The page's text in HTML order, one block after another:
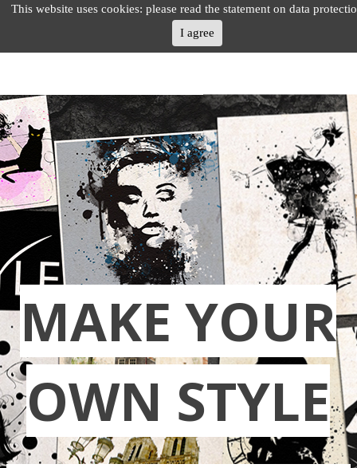
This website uses cookies: please read the statement on data
I agree
MAKE YOUR
OWN STYLE